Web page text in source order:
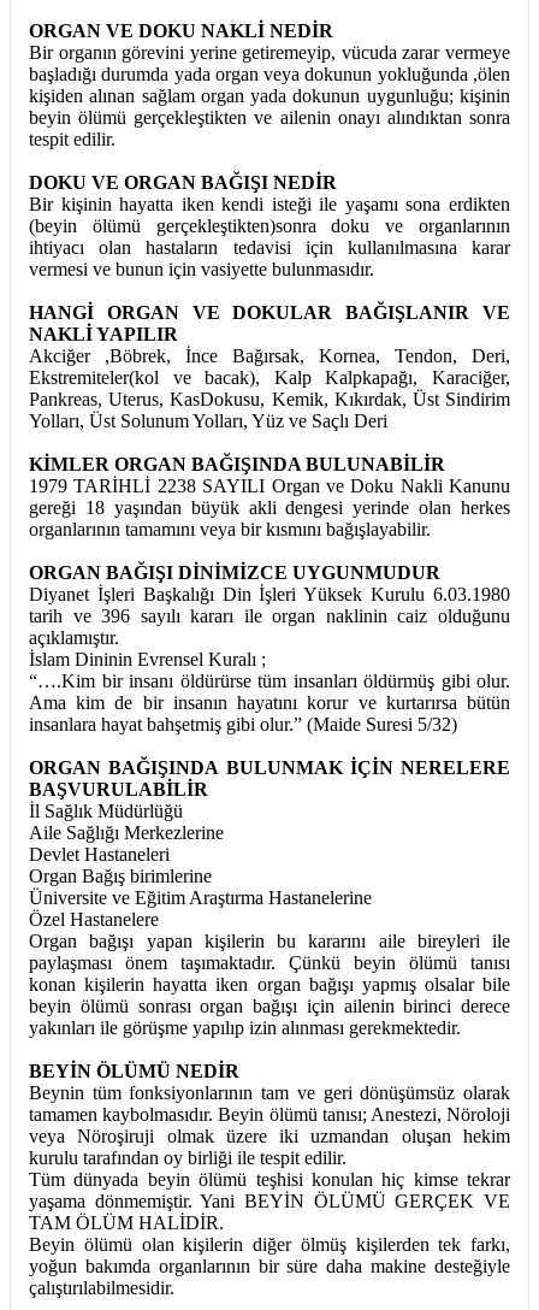
ORGAN VE DOKU NAKLİ NEDİR
Bir organın görevini yerine getiremeyip, vücuda zarar vermeye
başladığı durumda yada organ veya dokunun yokluğunda ,ölen
kişiden alınan sağlam organ yada dokunun uygunluğu; kişinin
beyin ölümü gerçekleştikten ve ailenin onayı alındıktan sonra
tespit edilir.
DOKU VE ORGAN BAĞIŞI NEDİR
Bir kişinin hayatta iken kendi isteği ile yaşamı sona erdikten
(beyin ölümü gerçekleştikten)sonra doku ve organlarının
ihtiyacı olan hastaların tedavisi için kullanılmasına karar
vermesi ve bunun için vasiyette bulunmasıdır.
HANGİ ORGAN VE DOKULAR BAĞIŞLANIR VE
NAKLİ YAPILIR
Akciğer ,Böbrek, İnce Bağırsak, Kornea, Tendon, Deri,
Ekstremiteler(kol ve bacak), Kalp Kalpkapağı, Karaciğer,
Pankreas, Uterus, KasDokusu, Kemik, Kıkırdak, Üst Sindirim
Yolları, Üst Solunum Yolları, Yüz ve Saçlı Deri
KİMLER ORGAN BAĞIŞINDA BULUNABİLİR
1979 TARİHLİ 2238 SAYILI Organ ve Doku Nakli Kanunu
gereği 18 yaşından büyük akli dengesi yerinde olan herkes
organlarının tamamını veya bir kısmını bağışlayabilir.
ORGAN BAĞIŞI DİNİMİZCE UYGUNMUDUR
Diyanet İşleri Başkalığı Din İşleri Yüksek Kurulu 6.03.1980
tarih ve 396 sayılı kararı ile organ naklinin caiz olduğunu
açıklamıştır.
İslam Dininin Evrensel Kuralı ;
“….Kim bir insanı öldürürse tüm insanları öldürmüş gibi olur.
Ama kim de bir insanın hayatını korur ve kurtarırsa bütün
insanlara hayat bahşetmiş gibi olur.” (Maide Suresi 5/32)
ORGAN BAĞIŞINDA BULUNMAK İÇİN NERELERE
BAŞVURULABİLİR
İl Sağlık Müdürlüğü
Aile Sağlığı Merkezlerine
Devlet Hastaneleri
Organ Bağış birimlerine
Üniversite ve Eğitim Araştırma Hastanelerine
Özel Hastanelere
Organ bağışı yapan kişilerin bu kararını aile bireyleri ile
paylaşması önem taşımaktadır. Çünkü beyin ölümü tanısı
konan kişilerin hayatta iken organ bağışı yapmış olsalar bile
beyin ölümü sonrası organ bağışı için ailenin birinci derece
yakınları ile görüşme yapılıp izin alınması gerekmektedir.
BEYİN ÖLÜMÜ NEDİR
Beynin tüm fonksiyonlarının tam ve geri dönüşümsüz olarak
tamamen kaybolmasıdır. Beyin ölümü tanısı; Anestezi, Nöroloji
veya Nöroşiruji olmak üzere iki uzmandan oluşan hekim
kurulu tarafından oy birliği ile tespit edilir.
Tüm dünyada beyin ölümü teşhisi konulan hiç kimse tekrar
yaşama dönmemiştir. Yani BEYİN ÖLÜMÜ GERÇEK VE
TAM ÖLÜM HALİDİR.
Beyin ölümü olan kişilerin diğer ölmüş kişilerden tek farkı,
yoğun bakımda organlarının bir süre daha makine desteğiyle
çalıştırılabilmesidir.